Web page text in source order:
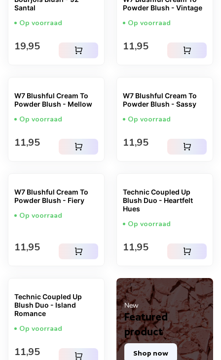
New
Featured
product
Shop now
Santal
Op voorraad
Normale prijs
19,95 shopping_cart
Powder Blush - Vintage
Op voorraad
Normale prijs
11,95 shopping_cart
W7 Blushful Cream To
Powder Blush - Mellow
Op voorraad
Normale prijs
11,95 shopping_cart
W7 Blushful Cream To
Powder Blush - Sassy
Op voorraad
Normale prijs
11,95 shopping_cart
W7 Blushful Cream To
Powder Blush - Fiery
Op voorraad
Normale prijs
11,95 shopping_cart
Technic Coupled Up
Blush Duo - Heartfelt
Hues
Op voorraad
Normale prijs
11,95 shopping_cart
Technic Coupled Up
Blush Duo - Island
Romance
Op voorraad
Normale prijs
11,95 shopping_cart